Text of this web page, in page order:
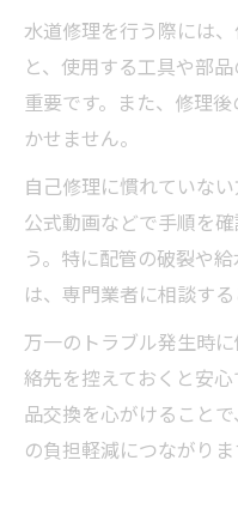
水道修理を行う際には
と、使用する工具や部
重要です。また、修理
かせません。
自己修理に慣れていな
公式動画などで手順を
う。特に配管の破裂や
は、専門業者に相談する
万一のトラブル発生時
絡先を控えておくと安
品交換を心がけること
の負担軽減につながりま